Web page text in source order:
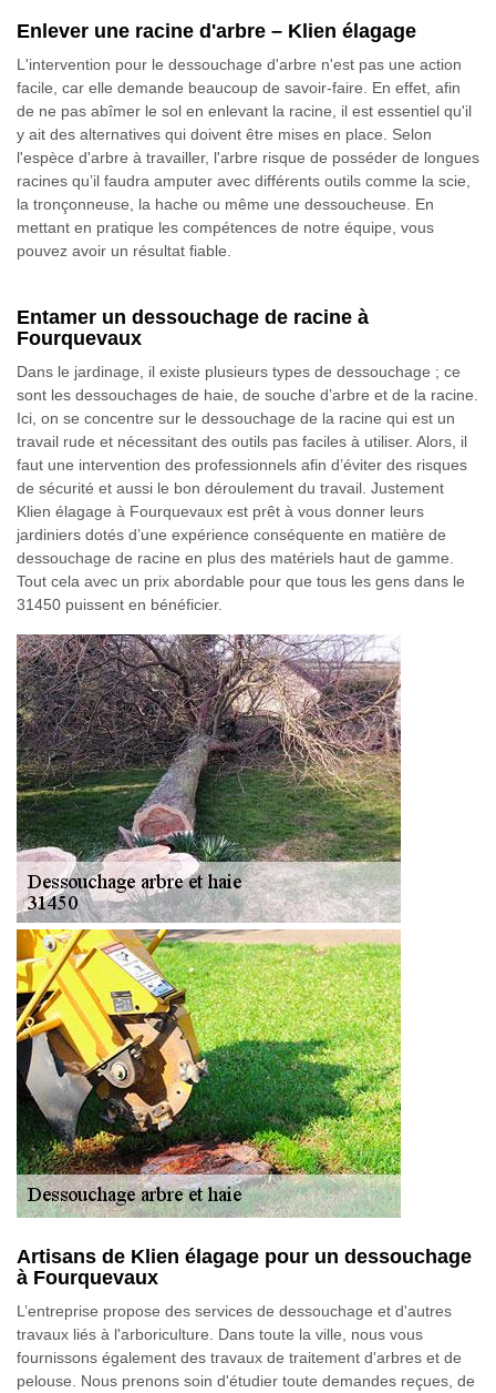
Enlever une racine d'arbre – Klien élagage
L'intervention pour le dessouchage d'arbre n'est pas une action
facile, car elle demande beaucoup de savoir-faire. En effet, afin
de ne pas abîmer le sol en enlevant la racine, il est essentiel qu'il
y ait des alternatives qui doivent être mises en place. Selon
l'espèce d'arbre à travailler, l'arbre risque de posséder de longues
racines qu’il faudra amputer avec différents outils comme la scie,
la tronçonneuse, la hache ou même une dessoucheuse. En
mettant en pratique les compétences de notre équipe, vous
pouvez avoir un résultat fiable.
Entamer un dessouchage de racine à
Fourquevaux
Dans le jardinage, il existe plusieurs types de dessouchage ; ce
sont les dessouchages de haie, de souche d’arbre et de la racine.
Ici, on se concentre sur le dessouchage de la racine qui est un
travail rude et nécessitant des outils pas faciles à utiliser. Alors, il
faut une intervention des professionnels afin d’éviter des risques
de sécurité et aussi le bon déroulement du travail. Justement
Klien élagage à Fourquevaux est prêt à vous donner leurs
jardiniers dotés d’une expérience conséquente en matière de
dessouchage de racine en plus des matériels haut de gamme.
Tout cela avec un prix abordable pour que tous les gens dans le
31450 puissent en bénéficier.
Artisans de Klien élagage pour un dessouchage
à Fourquevaux
L’entreprise propose des services de dessouchage et d'autres
travaux liés à l'arboriculture. Dans toute la ville, nous vous
fournissons également des travaux de traitement d'arbres et de
pelouse. Nous prenons soin d'étudier toute demandes reçues, de